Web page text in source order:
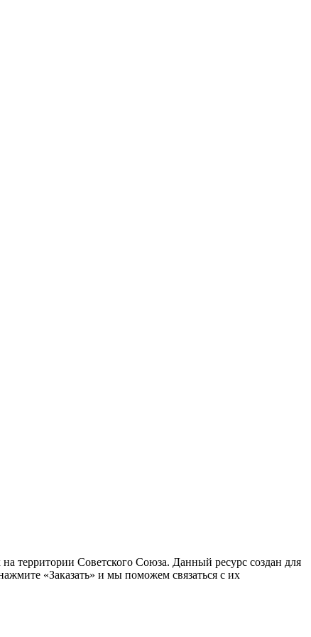
территории Советского Союза. Данный ресурс создан для
«Заказать» и мы поможем связаться с их